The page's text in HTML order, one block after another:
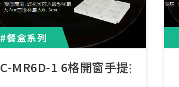
#餐盒系列
C-MR6D-1 6格開窗手提折疊盒